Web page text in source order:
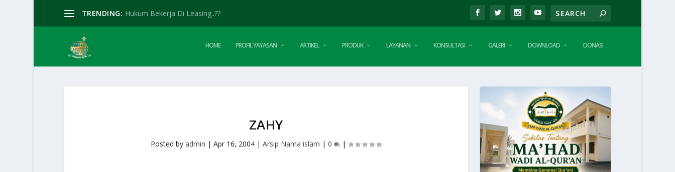
TRENDING: Hukum Bekerja Di Leasing..??
HOME PROFIL YAYASAN ARTIKEL PRODUK LAYANAN KONSULTASI GALERI DOWNLOAD DONASI
ZAHY
Posted byadmin |Apr 16, 2004 |Arsip Nama islam |0 |